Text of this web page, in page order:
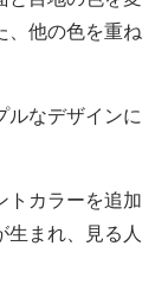
、他の色を重ね
ルなデザインに
トカラーを追加
まれ、見る人